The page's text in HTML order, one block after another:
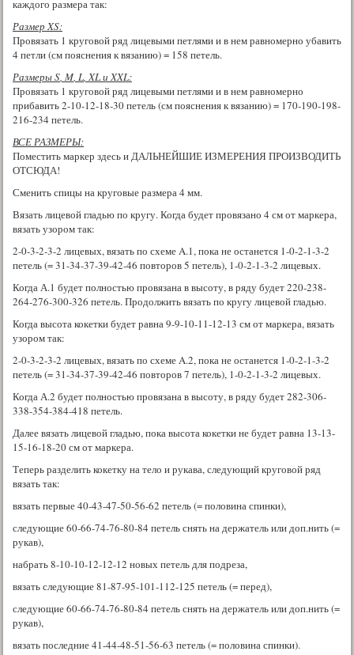
каждого размера так:
Размер XS:
Провязать 1 круговой ряд лицевыми петлями и в нем равномерно убавить
4 петли (см пояснения к вязанию) = 158 петель.
РазмерыS, M, L, XLи XXL:
Провязать 1 круговой ряд лицевыми петлями и в нем равномерно
прибавить 2-10-12-18-30 петель (см пояснения к вязанию) = 170-190-198-
216-234 петель.
ВСЕ РАЗМЕРЫ:
Поместить маркер здесь и ДАЛЬНЕЙШИЕ ИЗМЕРЕНИЯ ПРОИЗВОДИТЬ
ОТСЮДА!
Сменить спицы на круговые размера 4 мм.
Вязать лицевой гладью по кругу. Когда будет провязано 4 см от маркера,
вязать узором так:
2-0-3-2-3-2 лицевых, вязать по схеме A.1, пока не останется 1-0-2-1-3-2
петель (= 31-34-37-39-42-46 повторов 5 петель), 1-0-2-1-3-2 лицевых.
Когда А.1 будет полностью провязана в высоту, в ряду будет 220-238-
264-276-300-326 петель. Продолжить вязать по кругу лицевой гладью.
Когда высота кокетки будет равна 9-9-10-11-12-13 см от маркера, вязать
узором так:
2-0-3-2-3-2 лицевых, вязать по схеме A.2, пока не останется 1-0-2-1-3-2
петель (= 31-34-37-39-42-46 повторов 7 петель), 1-0-2-1-3-2 лицевых.
Когда А.2 будет полностью провязана в высоту, в ряду будет 282-306-
338-354-384-418 петель.
Далее вязать лицевой гладью, пока высота кокетки не будет равна 13-13-
15-16-18-20 см от маркера.
Теперь разделить кокетку на тело и рукава, следующий круговой ряд
вязать так:
вязать первые 40-43-47-50-56-62 петель (= половина спинки),
следующие 60-66-74-76-80-84 петель снять на держатель или доп.нить (=
рукав),
набрать 8-10-10-12-12-12 новых петель для подреза,
вязать следующие 81-87-95-101-112-125 петель (= перед),
следующие 60-66-74-76-80-84 петель снять на держатель или доп.нить (=
рукав),
вязать последние 41-44-48-51-56-63 петель (= половина спинки).